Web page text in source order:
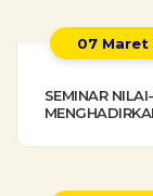
SEMINAR
07 Maret